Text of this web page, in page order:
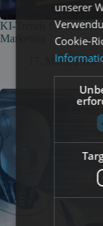
KI-Trends für
Marketing
17. März, 2026
unserer
Cookie-